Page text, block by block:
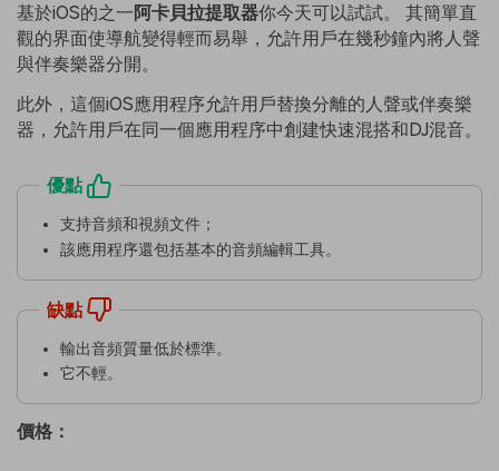
基於iOS的之一阿卡貝拉提取器你今天可以試試。 其簡單直
觀的界面使導航變得輕而易舉，允許用戶在幾秒鐘內將人聲
與伴奏樂器分開。
此外，這個iOS應用程序允許用戶替換分離的人聲或伴奏樂
器，允許用戶在同一個應用程序中創建快速混搭和DJ混音。
優點
支持音頻和視頻文件；
該應用程序還包括基本的音頻編輯工具。
缺點
輸出音頻質量低於標準。
它不輕。
價格：